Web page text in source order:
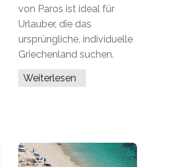
von Paros ist ideal für
Urlauber, die das
ursprüngliche, individuelle
Griechenland suchen.
Weiterlesen